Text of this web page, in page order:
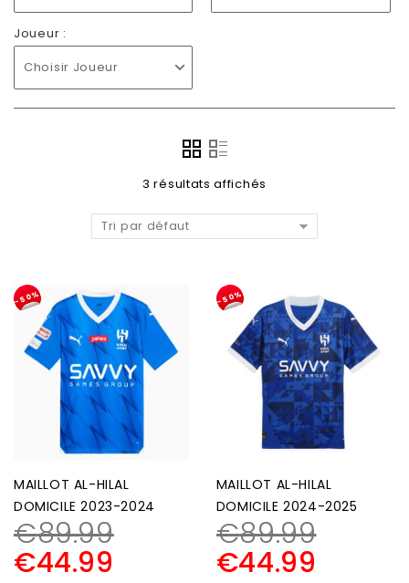
Joueur :
Choisir Joueur
3 résultats affichés
Tri par défaut
-50%
MAILLOT AL-HILAL
DOMICILE 2023-2024
€89.99
€44.99
-50%
MAILLOT AL-HILAL
DOMICILE 2024-2025
€89.99
€44.99